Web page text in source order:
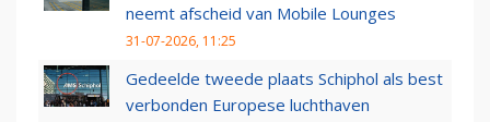
neemt afscheid van Mobile Lounges
31-07-2026, 11:25
Gedeelde tweede plaats Schiphol als best
verbonden Europese luchthaven